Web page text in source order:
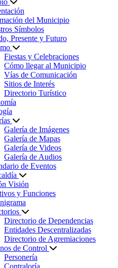
del Municipio
Símbolos
Presente y Futuro
Fiestas y Celebraciones
Cómo llegar al Municipio
Vías de Comunicación
Sitios de Interés
Directorio Turístico
Galería de Imágenes
Galería de Mapas
Galería de Videos
Galería de Audios
de Eventos
Visión
y Funciones
Directorio de Dependencias
Entidades Descentralizadas
Directorio de Agremiaciones
de Control
Personería
Contraloría